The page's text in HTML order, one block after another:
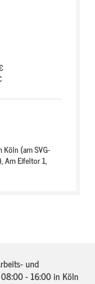
Köln (am SVG-
Am Eifeltor 1,
und
- 16:00in Köln